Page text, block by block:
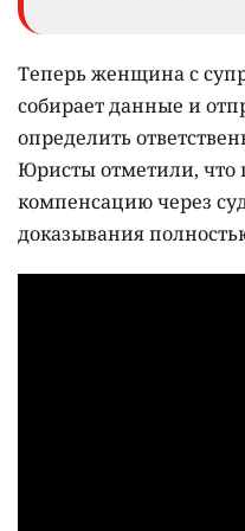
Теперь женщина с
собирает данные и
определить
Юристы отметили, что
компенсацию через
доказывания